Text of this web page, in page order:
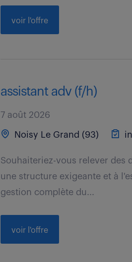
voir l'offre
assistant adv (f/h)
7 août 2026
Noisy Le Grand (93)
Souhaiteriez-vous relever des
une structure exigeante et à
gestion complète du...
voir l'offre